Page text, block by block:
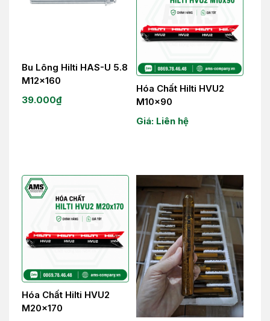
Bu Lông Hilti HAS-U 5.8
M12x160
39.000₫
Hóa Chất Hilti HVU2
M10x90
Giá: Liên hệ
Hóa Chất Hilti HVU2
M20x170